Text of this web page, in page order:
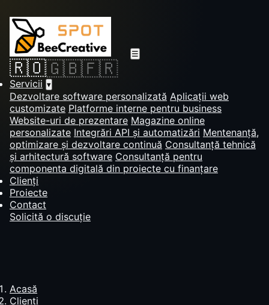
☰
🇷🇴🇬🇧🇫🇷
Servicii ▾
Dezvoltare software personalizată Aplicații web
customizate Platforme interne pentru business
Website-uri de prezentare Magazine online
personalizate Integrări API și automatizări Mentenanță,
optimizare și dezvoltare continuă Consultanță tehnică
și arhitectură software Consultanță pentru
componenta digitală din proiecte cu finanțare
Clienți
Proiecte
Contact
Solicită o discuție
Acasă
Clienți